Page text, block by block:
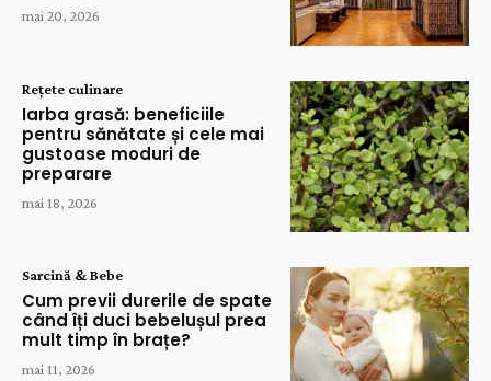
mai 20, 2026
Rețete culinare
Iarba grasă: beneficiile
pentru sănătate și cele mai
gustoase moduri de
preparare
mai 18, 2026
Sarcină & Bebe
Cum previi durerile de spate
când îți duci bebelușul prea
mult timp în brațe?
mai 11, 2026